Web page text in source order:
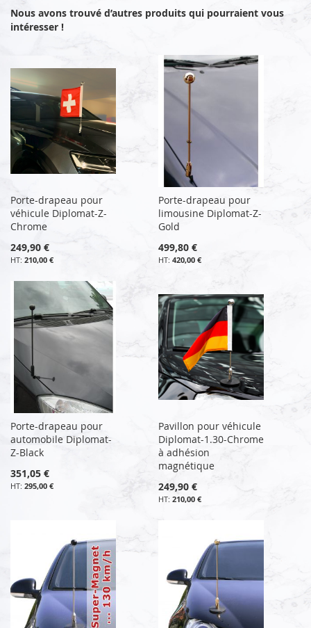
Nous avons trouvé d’autres produits qui pourraient vous
intéresser !
Porte-drapeau pour
véhicule Diplomat-Z-
Chrome
249,90 €
210,00 €
Porte-drapeau pour
limousine Diplomat-Z-
Gold
499,80 €
420,00 €
Porte-drapeau pour
automobile Diplomat-
Z-Black
351,05 €
295,00 €
Pavillon pour véhicule
Diplomat-1.30-Chrome
à adhésion
magnétique
249,90 €
210,00 €